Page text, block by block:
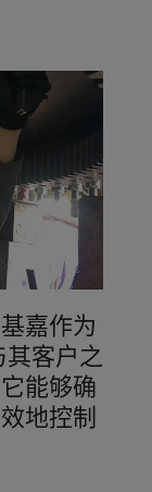
嘉作为
客户之
能够确
地控制